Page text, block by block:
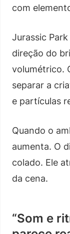
com
Jurassic
direção do
volumétrico.
separar a
e partículas
Quando o
aumenta. O
colado. Ele
da cena.
“Som e